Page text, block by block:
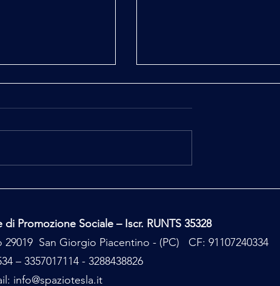
Promozione Sociale – Iscr. RUNTS 35328
San Giorgio Piacentino - (PC) CF: 91107240334
– 3357017114 - 3288438826
info@spaziotesla.it